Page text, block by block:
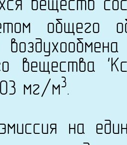
веществ
общего
вещества
мг/м3.
на